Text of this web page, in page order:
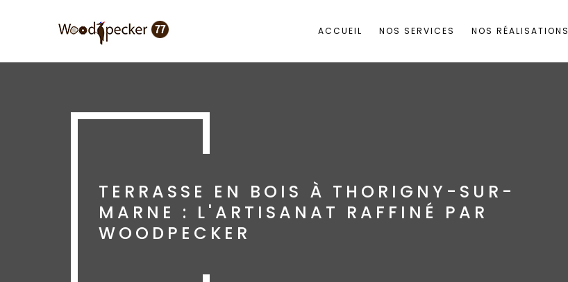
ACCUEIL NOS SERVICES NOS RÉALISATIONS
TERRASSE EN BOIS À THORIGNY-SUR-
MARNE : L'ARTISANAT RAFFINÉ PAR
WOODPECKER